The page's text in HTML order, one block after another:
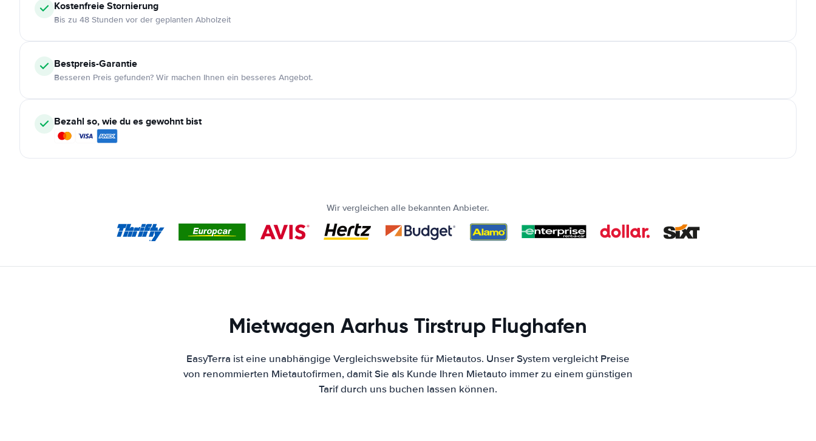
KostenfreieStornierung
Bis zu 48 Stunden vor der geplanten Abholzeit
Bestpreis-Garantie
Besseren Preis gefunden? Wir machen Ihnen ein besseres Angebot.
Bezahl so, wie du es gewohnt bist
Wir vergleichen alle bekannten Anbieter.
Mietwagen Aarhus Tirstrup Flughafen
EasyTerra ist eine unabhängige Vergleichswebsite für Mietautos. Unser System vergleicht Preise
von renommierten Mietautofirmen, damit Sie als Kunde Ihren Mietauto immer zu einem günstigen
Tarif durch uns buchen lassen können.